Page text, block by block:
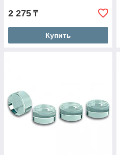
2 275 ₸
Купить